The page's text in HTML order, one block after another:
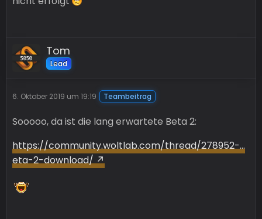
Tom
Lead
6. Oktober 2019 um 19:19 Teambeitrag
Sooooo, da ist die lang erwartete Beta 2:
https://community.woltlab.com/thread/278952-…
eta-2-download/